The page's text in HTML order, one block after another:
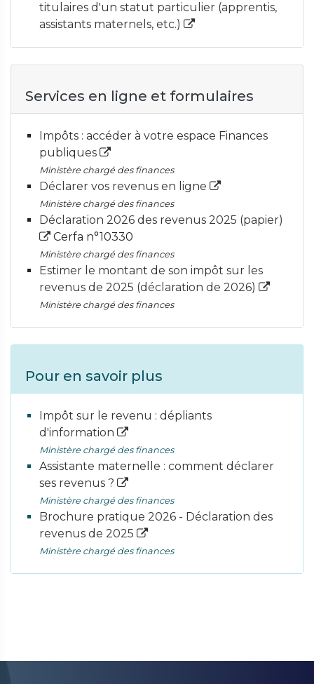
titulaires d'un statut particulier (apprentis,
assistants maternels, etc.)
Services en ligne et formulaires
Impôts : accéder à votre espace Finances
publiques
Ministère chargé des finances
Déclarer vos revenus en ligne
Ministère chargé des finances
Déclaration 2026 des revenus 2025 (papier)
Cerfa n°10330
Ministère chargé des finances
Estimer le montant de son impôt sur les
revenus de 2025 (déclaration de 2026)
Ministère chargé des finances
Pour en savoir plus
Impôt sur le revenu : dépliants
d'information
Ministère chargé des finances
Assistante maternelle : comment déclarer
ses revenus ?
Ministère chargé des finances
Brochure pratique 2026 - Déclaration des
revenus de 2025
Ministère chargé des finances